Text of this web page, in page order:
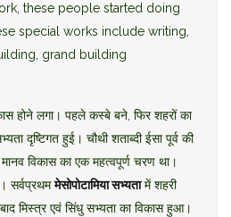
these people started doing
special works include writing,
grand building
होने लगा। पहले कस्बे बने, फिर शहरों का
दृष्टिगत हुई। चौथी शताब्दी ईसा पूर्व की
मानव विकास का एक महत्वपूर्ण चरण था।
सर्वप्रथममेसोपोटामिया सभ्यतामें शहरी
मिस्त्र एवं सिंधु सभ्यता का विकास हुआ।